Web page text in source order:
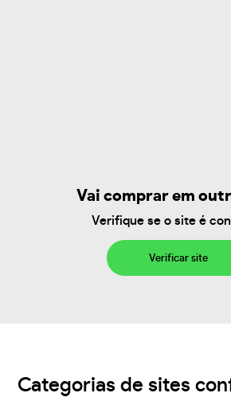
Vai comprar em
Verifique se o site é
Verificar site
Categorias de sites